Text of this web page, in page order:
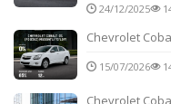
24/12/2025
Chevrolet
15/07/2026
Chevrolet